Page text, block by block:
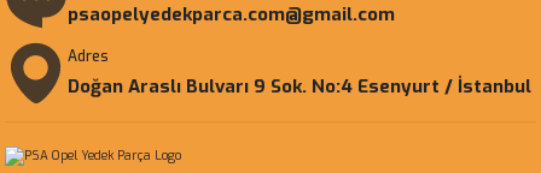
psaopelyedekparca.com@gmail.com
Adres
Doğan Araslı Bulvarı 9 Sok. No:4 Esenyurt / İstanbul